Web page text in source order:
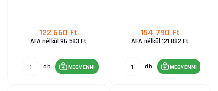
122 660 Ft
ÁFA nélkül 96 583 Ft
db MEGVENNI
154 790 Ft
ÁFA nélkül 121 882 Ft
db MEGVENNI